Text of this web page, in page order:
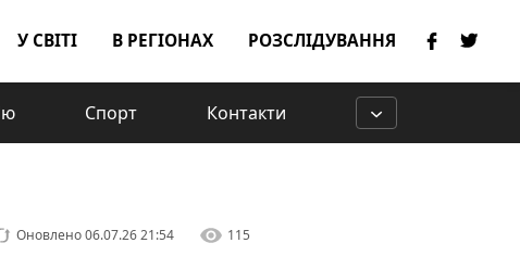
У СВІТІ В РЕГІОНАХ РОЗСЛІДУВАННЯ
Спорт Контакти
Оновлено06.07.26 21:54 115